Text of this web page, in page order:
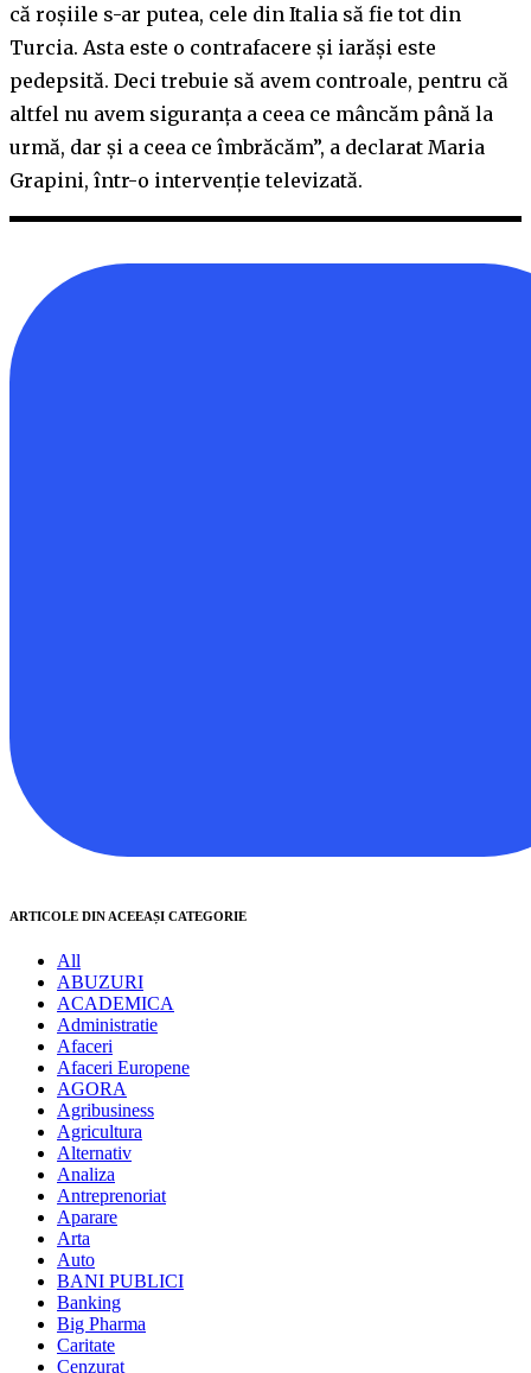
că roșiile s-ar putea, cele din Italia să fie tot din
Turcia. Asta este o contrafacere și iarăși este
pedepsită. Deci trebuie să avem controale, pentru că
altfel nu avem siguranța a ceea ce mâncăm până la
urmă, dar și a ceea ce îmbrăcăm”, a declarat Maria
Grapini, într-o intervenție televizată.
ARTICOLE DIN ACEEAȘI CATEGORIE
All
ABUZURI
ACADEMICA
Administratie
Afaceri
Afaceri Europene
AGORA
Agribusiness
Agricultura
Alternativ
Analiza
Antreprenoriat
Aparare
Arta
Auto
BANI PUBLICI
Banking
Big Pharma
Caritate
Cenzurat